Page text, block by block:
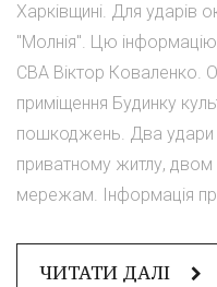
Харківщині. Для ударів
"Молнія". Цю інформацію
СВА Віктор Коваленко.
приміщення Будинку
пошкоджень. Два удари
приватному житлу,
мережам. Інформація
ЧИТАТИ ДАЛІ